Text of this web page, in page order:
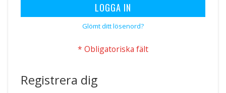
LOGGA IN
Glömt ditt lösenord?
Registrera dig